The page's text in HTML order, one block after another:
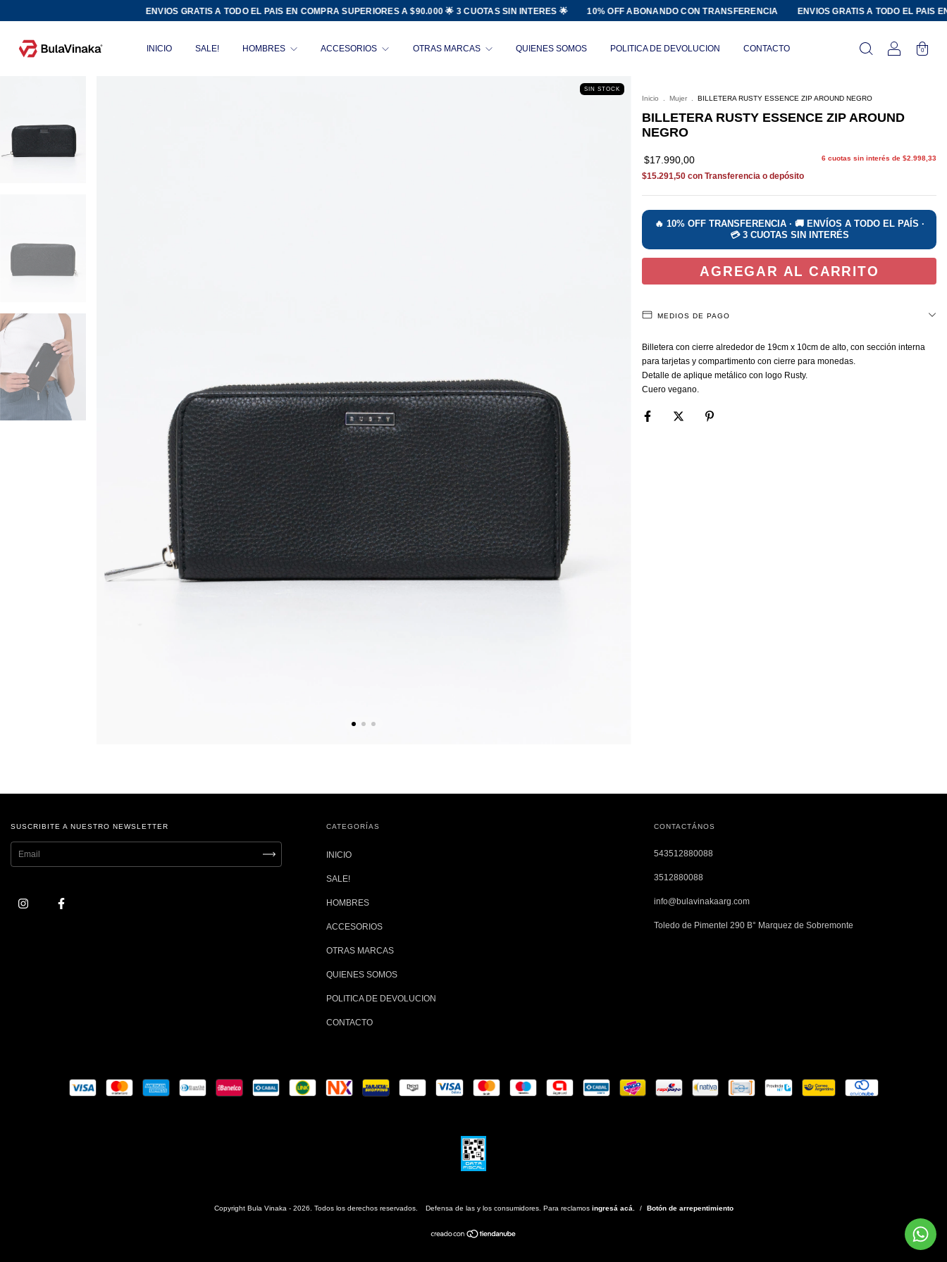
ENVIOS GRATIS A TODO EL PAIS EN COMPRA SUPERIORES A $90.000 🌟 3 CUOTAS SIN INTERES 🌟 10% OFF ABONANDO CON TRANSFERENCIA ENVIOS GRATIS A TODO EL PAIS EN
INICIO SALE! HOMBRES ACCESORIOS OTRAS MARCAS QUIENES SOMOS POLITICA DE DEVOLUCION CONTACTO 0
SIN STOCK
Inicio Mujer BILLETERA RUSTY ESSENCE ZIP AROUND NEGRO
BILLETERA RUSTY ESSENCE ZIP AROUND
NEGRO
$17.990,00 6 cuotas sin interés de $2.998,33
$15.291,50 con Transferencia o depósito
MEDIOS DE PAGO
Billetera con cierre alrededor de 19cm x 10cm de alto, con sección interna
para tarjetas y compartimento con cierre para monedas.
Detalle de aplique metálico con logo Rusty.
Cuero vegano.
SUSCRIBITE A NUESTRO NEWSLETTER CATEGORÍAS
INICIO
SALE!
HOMBRES
ACCESORIOS
OTRAS MARCAS
QUIENES SOMOS
POLITICA DE DEVOLUCION
CONTACTO
CONTACTÁNOS
543512880088
3512880088
info@bulavinakaarg.com
Toledo de Pimentel 290 B° Marquez de Sobremonte
Copyright Bula Vinaka - 2026. Todos los derechos reservados. Defensa de las y los consumidores. Para reclamos ingresá acá. / Botón de arrepentimiento